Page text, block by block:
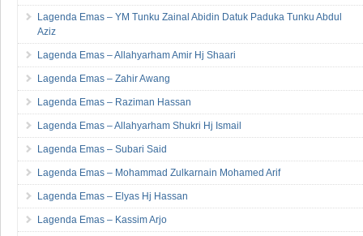
Lagenda Emas – YM Tunku Zainal Abidin Datuk Paduka Tunku Abdul
Aziz
Lagenda Emas – Allahyarham Amir Hj Shaari
Lagenda Emas – Zahir Awang
Lagenda Emas – Raziman Hassan
Lagenda Emas – Allahyarham Shukri Hj Ismail
Lagenda Emas – Subari Said
Lagenda Emas – Mohammad Zulkarnain Mohamed Arif
Lagenda Emas – Elyas Hj Hassan
Lagenda Emas – Kassim Arjo